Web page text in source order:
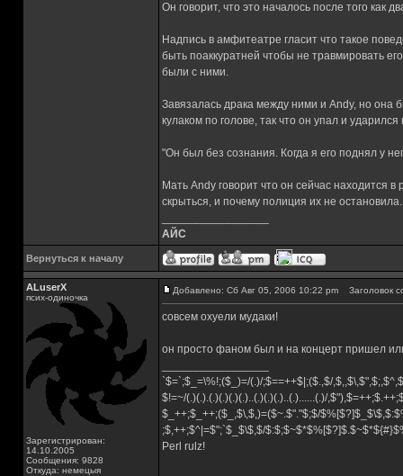
Он говорит, что это началось после того как
Надпись в амфитеатре гласит что такое
быть поаккуратней чтобы не травмировать
были с ними.
Завязалась драка между ними и Andy, но она
кулаком по голове, так что он упал и ударился
"Он был без сознания. Когда я его поднял у
Мать Andy говорит что он сейчас находится
скрыться, и почему полиция их не остановила.
АЙС
Вернуться к началу
ALuserX
псих-одиночка
Зарегистрирован:
14.10.2005
Сообщения: 9828
Откуда: немецыя
Добавлено: Сб Авг 05, 2006 10:22 pm Заголовок
совсем охуели мудаки!
он просто фаном был и на концерт пришел
`$=`;$_=\%!;($_)=/(.)/;$==++$|;($.,$/
$!=~/(.)(.).(.)(.)(.)(.)..(.)(.)(.)..(.)......(.)/
$_++;$_++;($_,$\,$,)=($~.$"."$;$/
;$,++;$^|=$";`$_$\$,$/
Perl rulz!